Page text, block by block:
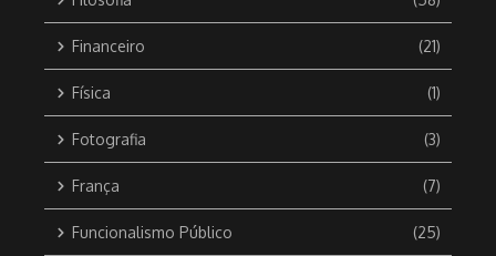
Financeiro (21)
Física (1)
Fotografia (3)
França (7)
Funcionalismo Público (25)